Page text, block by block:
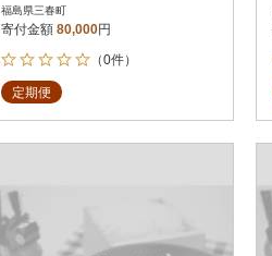
福島県三春町
寄付金額 80,000円
（0件）
定期便